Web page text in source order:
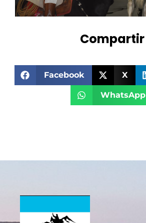
Compartir
Facebook X
WhatsApp